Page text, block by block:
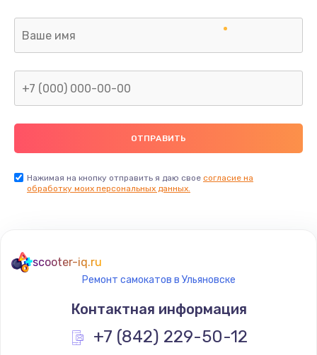
Нажимая на кнопку отправить я даю свое согласие на
обработку моих персональных данных.
scooter-iq.ru
Ремонт самокатов в Ульяновске
Контактная информация
+7 (842) 229-50-12